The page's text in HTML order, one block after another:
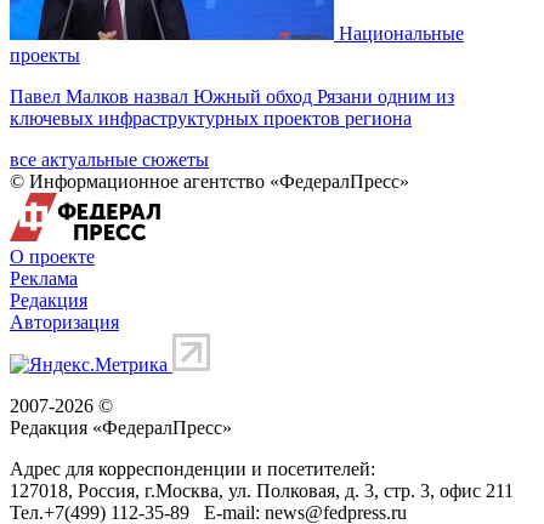
Национальные
проекты
Павел Малков назвал Южный обход Рязани одним из
ключевых инфраструктурных проектов региона
все актуальные сюжеты
© Информационное агентство «ФедералПресс»
О проекте
Реклама
Редакция
Авторизация
2007-2026 ©
Редакция «ФедералПресс»
Адрес для корреспонденции и посетителей:
127018, Россия, г.Москва, ул. Полковая, д. 3, стр. 3, офис 211
Тел.+7(499) 112-35-89 E-mail: news@fedpress.ru